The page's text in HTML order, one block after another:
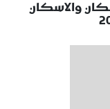
والاسكان